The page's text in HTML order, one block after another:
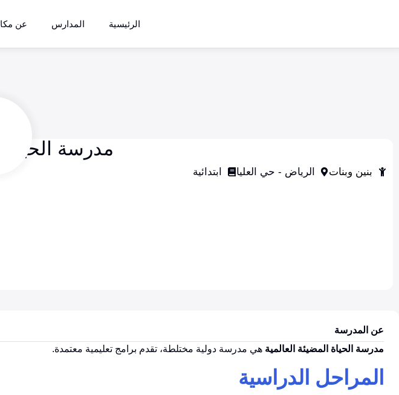
الرئيسية المدارس عن
مدرسة الحياة
بنين وبنات الرياض - حي العليا ابتدائية
عن المدرسة
مدرسة الحياة المضيئة العالمية هي مدرسة دولية مختلطة، تقدم برامج تعليمية معتمدة.
المراحل الدراسية